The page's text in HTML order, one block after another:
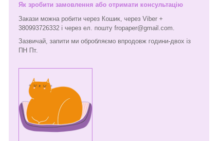
Як зробити замовлення або отримати консультацію
Закази можна робити через Кошик, через Viber +
380993726332 і через ел. пошту fropaper@gmail.com.
Зазвичай, запити ми обробляємо впродовж години-двох із
ПН Пт.